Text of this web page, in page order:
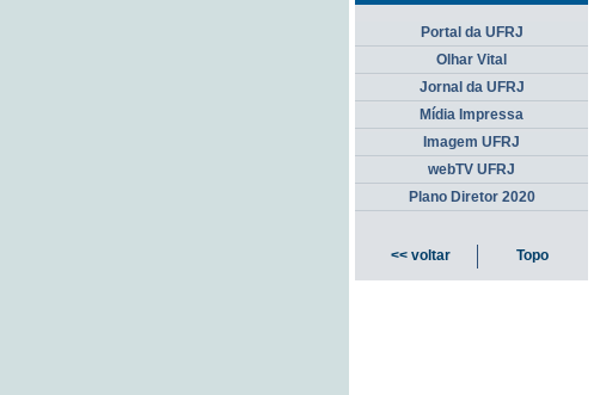
Portal da UFRJ
Olhar Vital
Jornal da UFRJ
Mídia Impressa
Imagem UFRJ
webTV UFRJ
Plano Diretor 2020
<< voltar Topo